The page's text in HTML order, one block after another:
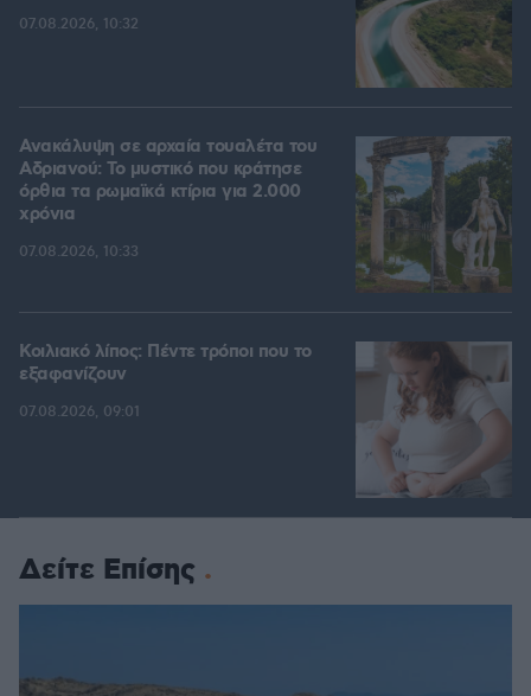
07.08.2026, 10:32
Ανακάλυψη σε αρχαία τουαλέτα του
Αδριανού: Το μυστικό που κράτησε
όρθια τα ρωμαϊκά κτίρια για 2.000
χρόνια
07.08.2026, 10:33
Κοιλιακό λίπος: Πέντε τρόποι που το
εξαφανίζουν
07.08.2026, 09:01
Δείτε Επίσης